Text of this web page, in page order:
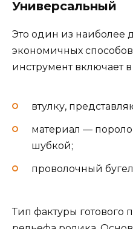
Универсальный
Это один из наиболее
экономичных
инструмент включает в
втулку,
материал —
шубкой;
проволочный
Тип фактуры готового